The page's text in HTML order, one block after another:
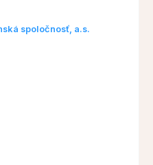
spoločnosť, a.s.